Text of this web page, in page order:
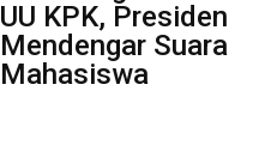
UU KPK, Presiden
Mendengar Suara
Mahasiswa